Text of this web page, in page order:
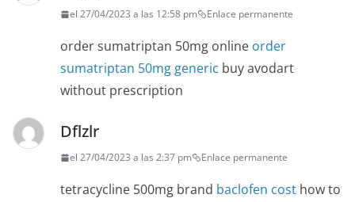
el 27/04/2023 a las 12:58 pm Enlace permanente
order sumatriptan 50mg online order
sumatriptan 50mg generic buy avodart
without prescription
Dflzlr
el 27/04/2023 a las 2:37 pm Enlace permanente
tetracycline 500mg brand baclofen cost how to